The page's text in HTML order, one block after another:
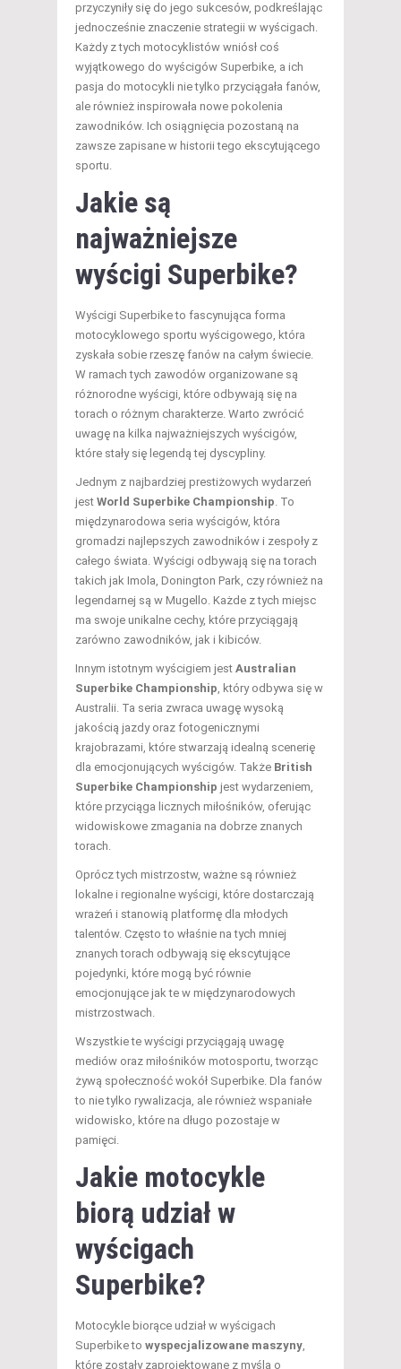
przyczyniły się do jego sukcesów, podkreślając
jednocześnie znaczenie strategii w wyścigach.
Każdy z tych motocyklistów wniósł coś
wyjątkowego do wyścigów Superbike, a ich
pasja do motocykli nie tylko przyciągała fanów,
ale również inspirowała nowe pokolenia
zawodników. Ich osiągnięcia pozostaną na
zawsze zapisane w historii tego ekscytującego
sportu.
Jakie są
najważniejsze
wyścigi Superbike?
Wyścigi Superbike to fascynująca forma
motocyklowego sportu wyścigowego, która
zyskała sobie rzeszę fanów na całym świecie.
W ramach tych zawodów organizowane są
różnorodne wyścigi, które odbywają się na
torach o różnym charakterze. Warto zwrócić
uwagę na kilka najważniejszych wyścigów,
które stały się legendą tej dyscypliny.
Jednym z najbardziej prestiżowych wydarzeń
jest World Superbike Championship. To
międzynarodowa seria wyścigów, która
gromadzi najlepszych zawodników i zespoły z
całego świata. Wyścigi odbywają się na torach
takich jak Imola, Donington Park, czy również na
legendarnej są w Mugello. Każde z tych miejsc
ma swoje unikalne cechy, które przyciągają
zarówno zawodników, jak i kibiców.
Innym istotnym wyścigiem jest Australian
Superbike Championship, który odbywa się w
Australii. Ta seria zwraca uwagę wysoką
jakością jazdy oraz fotogenicznymi
krajobrazami, które stwarzają idealną scenerię
dla emocjonujących wyścigów. Także British
Superbike Championship jest wydarzeniem,
które przyciąga licznych miłośników, oferując
widowiskowe zmagania na dobrze znanych
torach.
Oprócz tych mistrzostw, ważne są również
lokalne i regionalne wyścigi, które dostarczają
wrażeń i stanowią platformę dla młodych
talentów. Często to właśnie na tych mniej
znanych torach odbywają się ekscytujące
pojedynki, które mogą być równie
emocjonujące jak te w międzynarodowych
mistrzostwach.
Wszystkie te wyścigi przyciągają uwagę
mediów oraz miłośników motosportu, tworząc
żywą społeczność wokół Superbike. Dla fanów
to nie tylko rywalizacja, ale również wspaniałe
widowisko, które na długo pozostaje w
pamięci.
Jakie motocykle
biorą udział w
wyścigach
Superbike?
Motocykle biorące udział w wyścigach
Superbike to wyspecjalizowane maszyny,
które zostały zaprojektowane z myślą o